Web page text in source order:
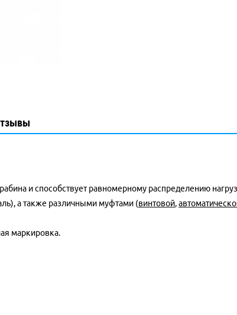
и способствует равномерному распределению
а также различными муфтами (винтовой,
маркировка.